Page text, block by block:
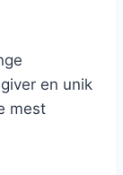
en unik
mest